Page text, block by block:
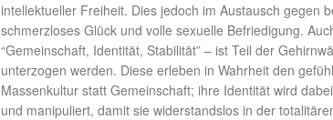
intellektueller Freiheit. Dies jedoch im Austausch gegen
schmerzloses Glück und volle sexuelle Befriedigung.
“Gemeinschaft, Identität, Stabilität” – ist Teil der
unterzogen werden. Diese erleben in Wahrheit den
Massenkultur statt Gemeinschaft; ihre Identität wird
und manipuliert, damit sie widerstandslos in der